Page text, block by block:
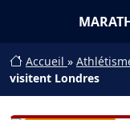
Accueil »
visitent Londres